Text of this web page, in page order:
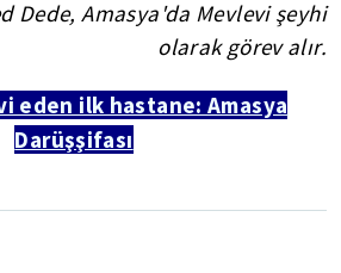
Dede, Amasya'da Mevlevi şeyhi
olarak görev alır.
eden ilk hastane: Amasya
Darüşşifası